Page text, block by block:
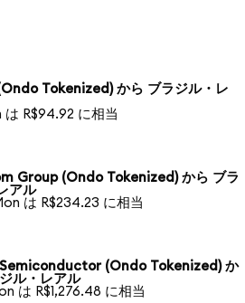
Tokenized) から ブラジル・レ
は R$94.92 に相当
Group (Ondo Tokenized) から ブラ
アル
は R$234.23 に相当
(Ondo Tokenized) か
ル・レアル
は R$1,276.48 に相当